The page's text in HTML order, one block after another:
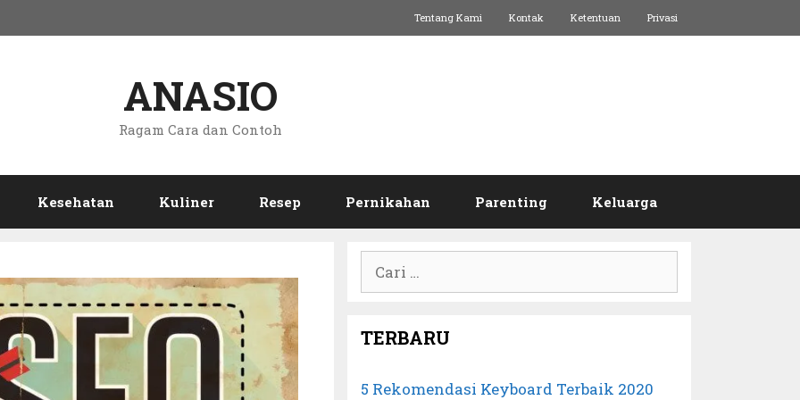
Tentang Kami Kontak Ketentuan Privasi
ANASIO
Ragam Cara dan Contoh
Kesehatan Kuliner Resep Pernikahan Parenting Keluarga
untuk:
TERBARU
5 Rekomendasi Keyboard Terbaik 2020